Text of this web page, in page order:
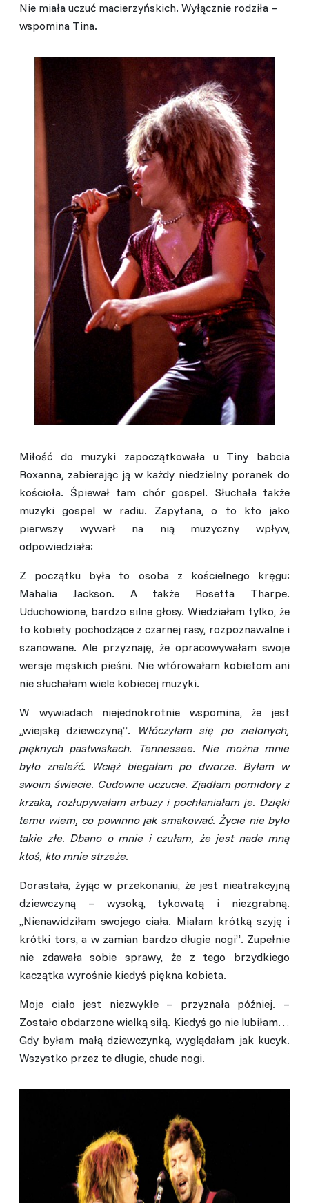
Nie miała uczuć macierzyńskich. Wyłącznie rodziła –
wspomina Tina.
Miłość do muzyki zapoczątkowała u Tiny babcia
Roxanna, zabierając ją w każdy niedzielny poranek do
kościoła. Śpiewał tam chór gospel. Słuchała także
muzyki gospel w radiu. Zapytana, o to kto jako
pierwszy wywarł na nią muzyczny wpływ,
odpowiedziała:
Z początku była to osoba z kościelnego kręgu:
Mahalia Jackson. A także Rosetta Tharpe.
Uduchowione, bardzo silne głosy. Wiedziałam tylko, że
to kobiety pochodzące z czarnej rasy, rozpoznawalne i
szanowane. Ale przyznaję, że opracowywałam swoje
wersje męskich pieśni. Nie wtórowałam kobietom ani
nie słuchałam wiele kobiecej muzyki.
W wywiadach niejednokrotnie wspomina, że jest
,,wiejską dziewczyną”.
Włóczyłam się po zielonych,
pięknych pastwiskach. Tennessee. Nie można mnie
było znaleźć. Wciąż biegałam po dworze. Byłam w
swoim świecie. Cudowne uczucie. Zjadłam pomidory z
krzaka, rozłupywałam arbuzy i pochłaniałam je. Dzięki
temu wiem, co powinno jak smakować. Życie nie było
takie złe. Dbano o mnie i czułam, że jest nade mną
ktoś, kto mnie strzeże.
Dorastała, żyjąc w przekonaniu, że jest nieatrakcyjną
dziewczyną – wysoką, tykowatą i niezgrabną.
,,Nienawidziłam swojego ciała. Miałam krótką szyję i
krótki tors, a w zamian bardzo długie nogi”. Zupełnie
nie zdawała sobie sprawy, że z tego brzydkiego
kaczątka wyrośnie kiedyś piękna kobieta.
Moje ciało jest niezwykłe – przyznała później. –
Zostało obdarzone wielką siłą. Kiedyś go nie lubiłam…
Gdy byłam małą dziewczynką, wyglądałam jak kucyk.
Wszystko przez te długie, chude nogi.